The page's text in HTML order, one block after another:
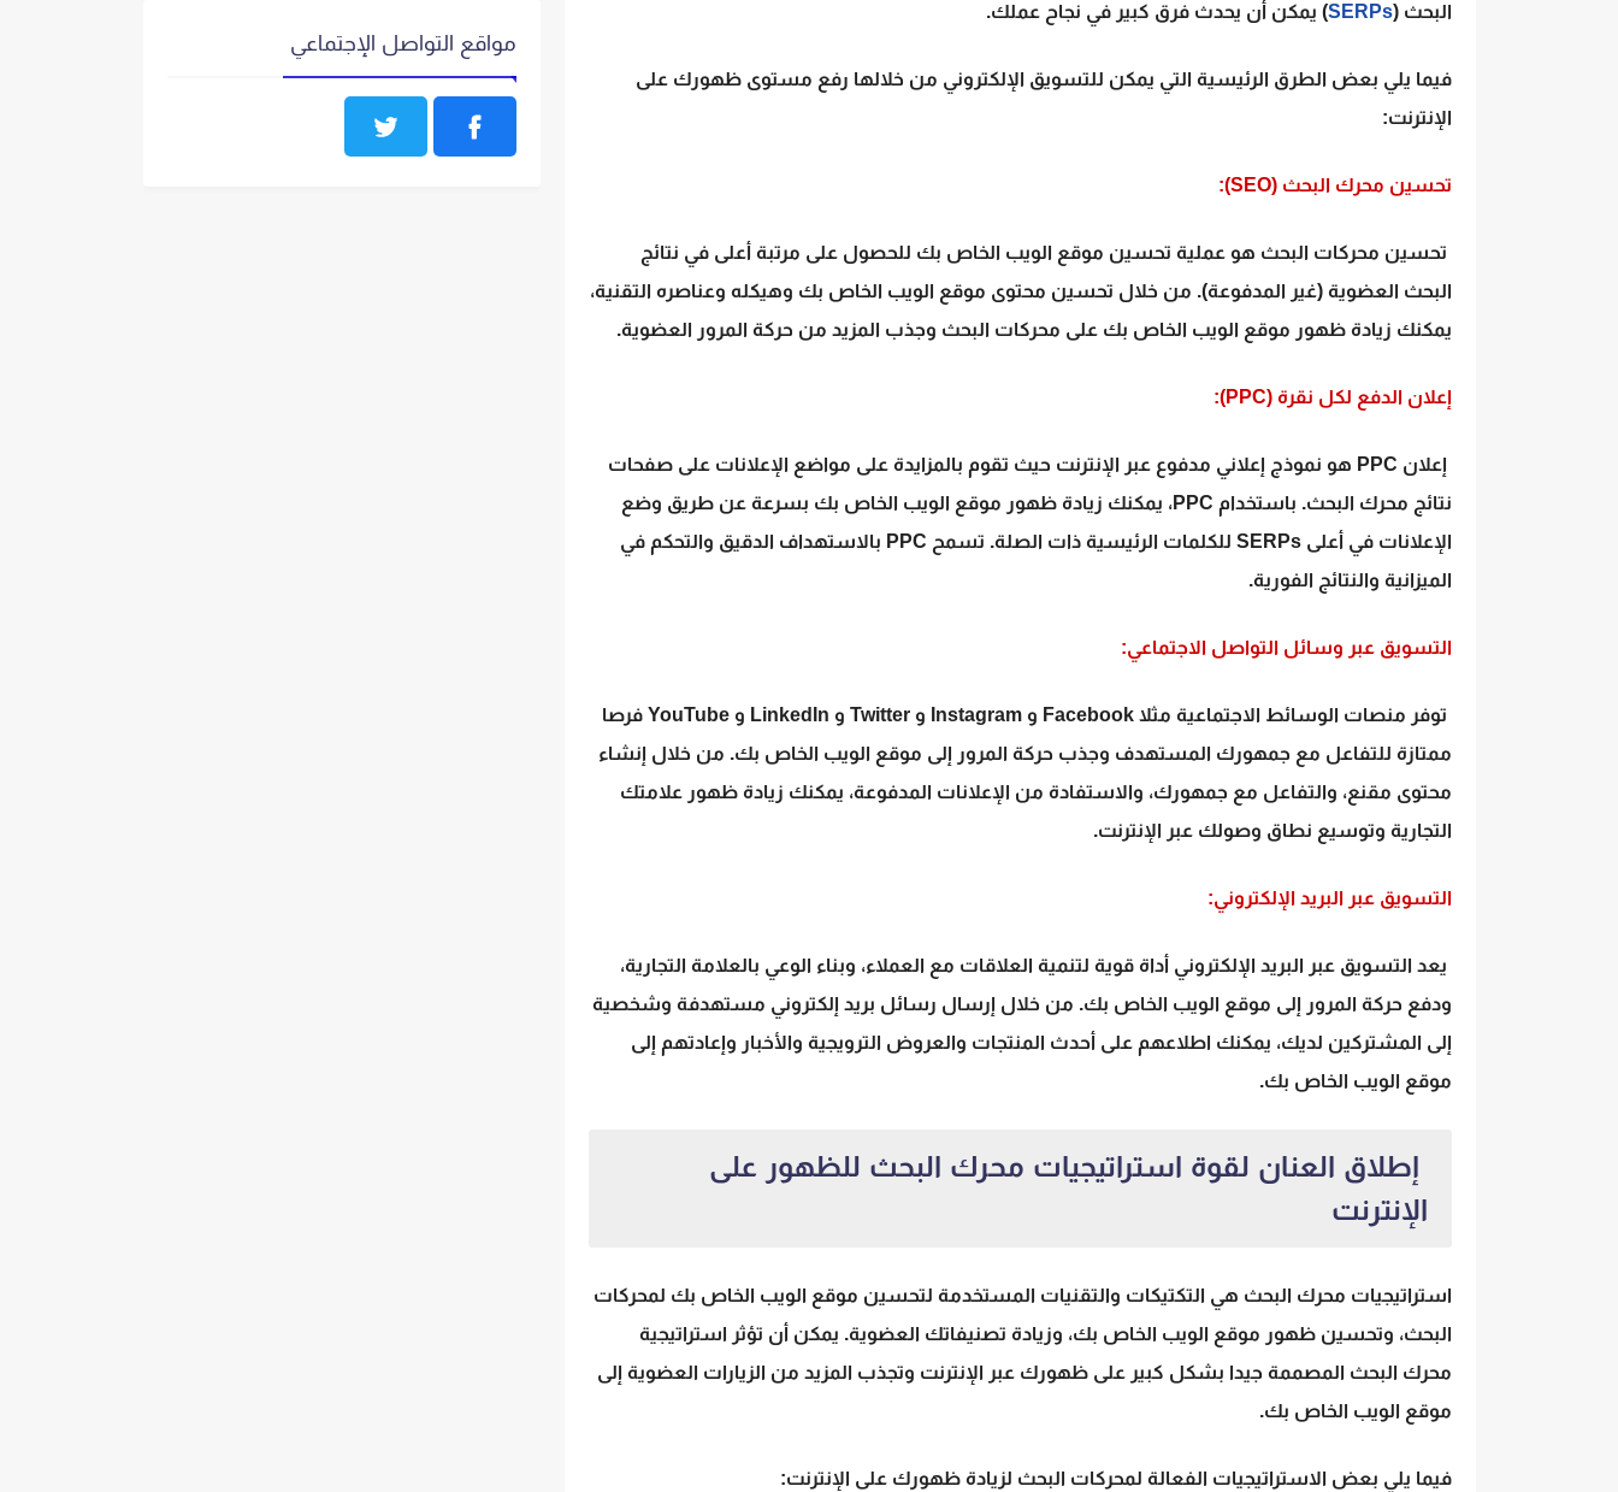
البحث (SERPs) يمكن أن يحدث فرق كبير في نجاح عملك.
فيما يلي بعض الطرق الرئيسية التي يمكن للتسويق الإلكتروني من خلالها رفع مستوى ظهورك على
الإنترنت:
تحسين محرك البحث (SEO):
تحسين محركات البحث هو عملية تحسين موقع الويب الخاص بك للحصول على مرتبة أعلى في نتائج
البحث العضوية (غير المدفوعة). من خلال تحسين محتوى موقع الويب الخاص بك وهيكله وعناصره التقنية،
يمكنك زيادة ظهور موقع الويب الخاص بك على محركات البحث وجذب المزيد من حركة المرور العضوية.
إعلان الدفع لكل نقرة (PPC):
إعلان PPC هو نموذج إعلاني مدفوع عبر الإنترنت حيث تقوم بالمزايدة على مواضع الإعلانات على صفحات
نتائج محرك البحث. باستخدام PPC، يمكنك زيادة ظهور موقع الويب الخاص بك بسرعة عن طريق وضع
الإعلانات في أعلى SERPs للكلمات الرئيسية ذات الصلة. تسمح PPC بالاستهداف الدقيق والتحكم في
الميزانية والنتائج الفورية.
التسويق عبر وسائل التواصل الاجتماعي:
توفر منصات الوسائط الاجتماعية مثلا Facebook و Instagram و Twitter و LinkedIn و YouTube فرصا
ممتازة للتفاعل مع جمهورك المستهدف وجذب حركة المرور إلى موقع الويب الخاص بك. من خلال إنشاء
محتوى مقنع، والتفاعل مع جمهورك، والاستفادة من الإعلانات المدفوعة، يمكنك زيادة ظهور علامتك
التجارية وتوسيع نطاق وصولك عبر الإنترنت.
التسويق عبر البريد الإلكتروني:
يعد التسويق عبر البريد الإلكتروني أداة قوية لتنمية العلاقات مع العملاء، وبناء الوعي بالعلامة التجارية،
ودفع حركة المرور إلى موقع الويب الخاص بك. من خلال إرسال رسائل بريد إلكتروني مستهدفة وشخصية
إلى المشتركين لديك، يمكنك اطلاعهم على أحدث المنتجات والعروض الترويجية والأخبار وإعادتهم إلى
موقع الويب الخاص بك.
إطلاق العنان لقوة استراتيجيات محرك البحث للظهور على
الإنترنت
استراتيجيات محرك البحث هي التكتيكات والتقنيات المستخدمة لتحسين موقع الويب الخاص بك لمحركات
البحث، وتحسين ظهور موقع الويب الخاص بك، وزيادة تصنيفاتك العضوية. يمكن أن تؤثر استراتيجية
محرك البحث المصممة جيدا بشكل كبير على ظهورك عبر الإنترنت وتجذب المزيد من الزيارات العضوية إلى
موقع الويب الخاص بك.
فيما يلي بعض الاستراتيجيات الفعالة لمحركات البحث لزيادة ظهورك على الإنترنت:
مواقع التواصل الإجتماعي